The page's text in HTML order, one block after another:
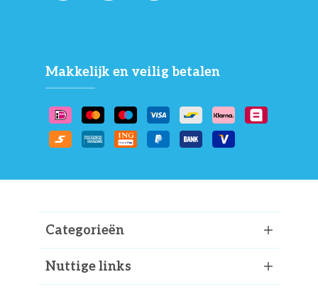
Makkelijk en veilig betalen
Categorieën
Nuttige links